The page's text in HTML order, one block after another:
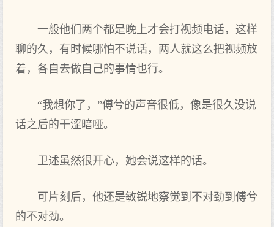
一般他们两个都是晚上才会打视频电话，这样
聊的久，有时候哪怕不说话，两人就这么把视频放
着，各自去做自己的事情也行。
“我想你了，”傅兮的声音很低，像是很久没说
话之后的干涩暗哑。
卫述虽然很开心，她会说这样的话。
可片刻后，他还是敏锐地察觉到不对劲到傅兮
的不对劲。